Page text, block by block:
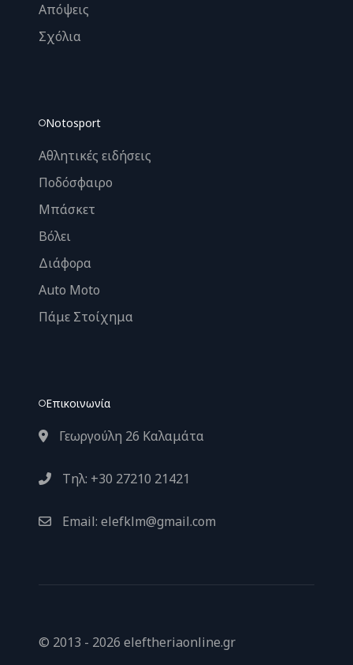
Απόψεις
Σχόλια
Notosport
Αθλητικές ειδήσεις
Ποδόσφαιρο
Μπάσκετ
Βόλει
Διάφορα
Auto Moto
Πάμε Στοίχημα
Επικοινωνία
Γεωργούλη 26 Καλαμάτα
Τηλ: +30 27210 21421
Email: elefklm@gmail.com
© 2013 - 2026 eleftheriaonline.gr